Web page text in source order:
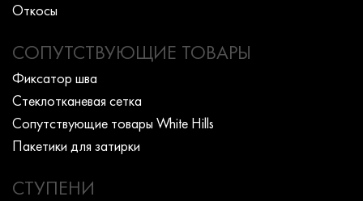
Откосы
СОПУТСТВУЮЩИЕ ТОВАРЫ
Фиксатор шва
Стеклотканевая сетка
Сопутствующие товары White Hills
Пакетики для затирки
СТУПЕНИ